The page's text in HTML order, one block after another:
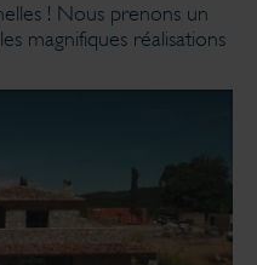
! Nous prenons un
magnifiques réalisations